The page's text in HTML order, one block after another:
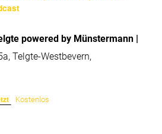
powered by Münstermann |
Telgte-Westbevern,
Kostenlos